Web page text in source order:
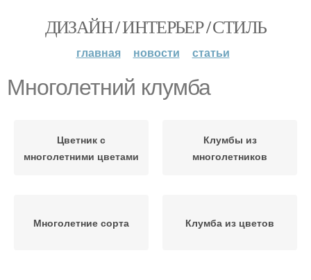
ДИЗАЙН / ИНТЕРЬЕР / СТИЛЬ
главная новости статьи
Многолетний клумба
Цветник с
многолетними цветами
Клумбы из
многолетников
Многолетние сорта Клумба из цветов